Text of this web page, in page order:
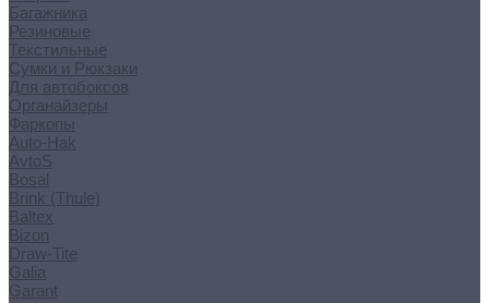
Багажника
Резиновые
Текстильные
Сумки и Рюкзаки
Для автобоксов
Органайзеры
Фаркопы
Auto-Hak
AvtoS
Bosal
Brink (Thule)
Baltex
Bizon
Draw-Tite
Galia
Garant